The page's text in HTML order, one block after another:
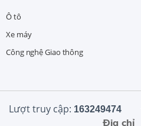
Ô tô
Xe máy
Công nghệ Giao thông
Lượt truy cập: 163249474
Địa chỉ